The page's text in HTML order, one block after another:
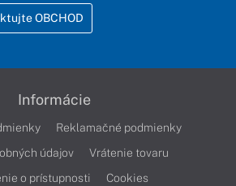
OBCHOD
Informácie
Reklamačné podmienky
údajov
Vrátenie tovaru
o prístupnosti
Cookies